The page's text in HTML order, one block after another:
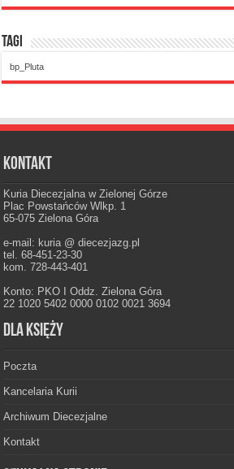
Tagi
bp_Pluta
Kontakt
Kuria Diecezjalna w Zielonej Górze
Plac Powstańców Wlkp. 1
65-075 Zielona Góra
e-mail: kuria @ diecezjazg.pl
tel. 68-451-23-30
kom. 728-443-401
Konto: PKO I Oddz. Zielona Góra
22 1020 5402 0000 0102 0021 3694
Dla księży
Poczta
Kancelaria Kurii
Archiwum Diecezjalne
Kontakt